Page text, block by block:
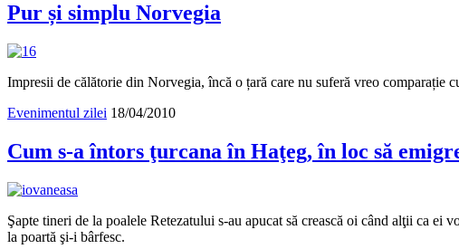
Pur și simplu Norvegia
Impresii de călătorie din Norvegia, încă o țară care nu suferă vreo comparație
Evenimentul zilei 18/04/2010
Cum s-a întors ţurcana în Haţeg, în loc să
Şapte tineri de la poalele Retezatului s-au apucat să crească oi când alţii ca ei
la poartă şi-i bârfesc.